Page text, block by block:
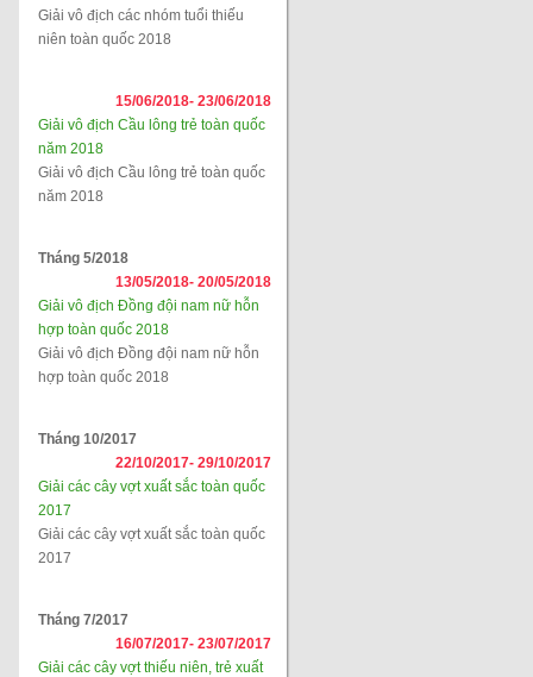
Giải vô địch các nhóm tuổi thiếu
niên toàn quốc 2018
15/06/2018- 23/06/2018
Giải vô địch Cầu lông trẻ toàn quốc
năm 2018
Giải vô địch Cầu lông trẻ toàn quốc
năm 2018
Tháng 5/2018
13/05/2018- 20/05/2018
Giải vô địch Đồng đội nam nữ hỗn
hợp toàn quốc 2018
Giải vô địch Đồng đội nam nữ hỗn
hợp toàn quốc 2018
Tháng 10/2017
22/10/2017- 29/10/2017
Giải các cây vợt xuất sắc toàn quốc
2017
Giải các cây vợt xuất sắc toàn quốc
2017
Tháng 7/2017
16/07/2017- 23/07/2017
Giải các cây vợt thiếu niên, trẻ xuất